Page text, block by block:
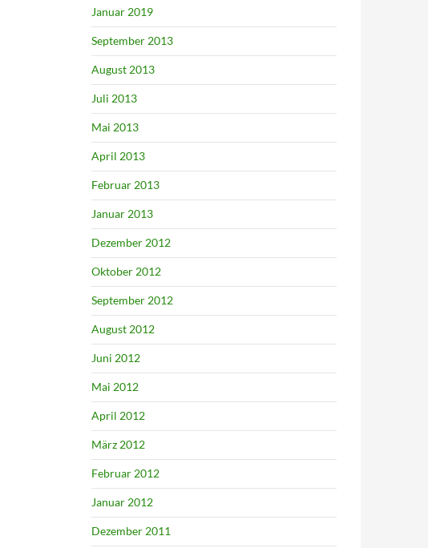
Januar 2019
September 2013
August 2013
Juli 2013
Mai 2013
April 2013
Februar 2013
Januar 2013
Dezember 2012
Oktober 2012
September 2012
August 2012
Juni 2012
Mai 2012
April 2012
März 2012
Februar 2012
Januar 2012
Dezember 2011